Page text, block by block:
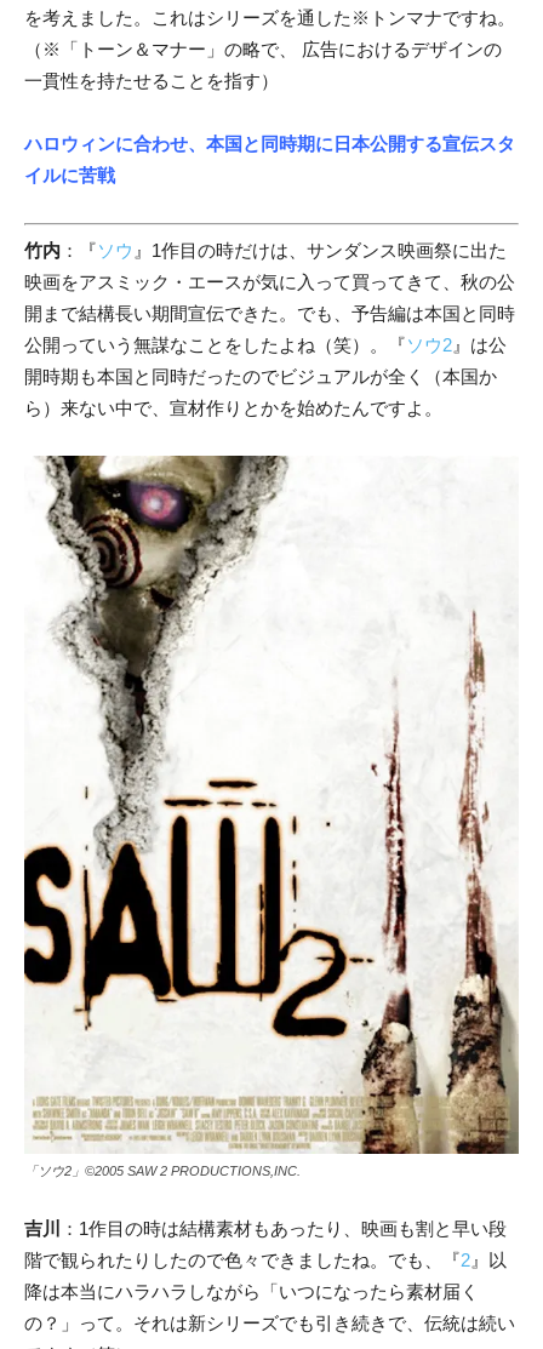
を考えました。これはシリーズを通した※トンマナですね。
（※「トーン＆マナー」の略で、 広告におけるデザインの
一貫性を持たせることを指す）
ハロウィンに合わせ、本国と同時期に日本公開する宣伝スタ
イルに苦戦
竹内 ：『ソウ 』1作目の時だけは、サンダンス映画祭に出た
映画をアスミック・エースが気に入って買ってきて、秋の公
開まで結構長い期間宣伝できた。でも、予告編は本国と同時
公開っていう無謀なことをしたよね（笑）。『ソウ2 』は公
開時期も本国と同時だったのでビジュアルが全く（本国か
ら）来ない中で、宣材作りとかを始めたんですよ。
「ソウ2」©2005 SAW 2 PRODUCTIONS,INC.
吉川
：1作目の時は結構素材もあったり、映画も割と早い段
階で観られたりしたので色々できましたね。でも、『2 』以
降は本当にハラハラしながら「いつになったら素材届く
の？」って。それは新シリーズでも引き続きで、伝統は続い